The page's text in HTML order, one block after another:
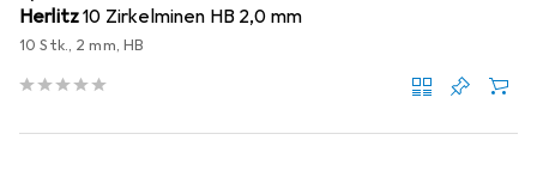
Herlitz10 Zirkelminen HB 2,0 mm
10 Stk., 2 mm, HB